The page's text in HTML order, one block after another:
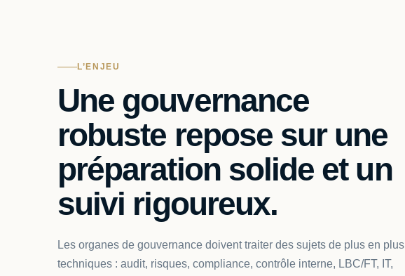
L’ENJEU
Une gouvernance
robuste repose sur une
préparation solide et un
suivi rigoureux.
Les organes de gouvernance doivent traiter des sujets de plus en plus
techniques : audit, risques, compliance, contrôle interne, LBC/FT, IT,